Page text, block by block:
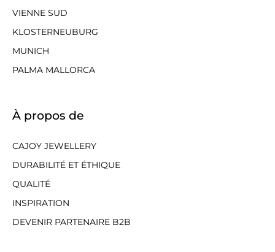
VIENNE SUD
KLOSTERNEUBURG
MUNICH
PALMA MALLORCA
À propos de
CAJOY JEWELLERY
DURABILITÉ ET ÉTHIQUE
QUALITÉ
INSPIRATION
DEVENIR PARTENAIRE B2B